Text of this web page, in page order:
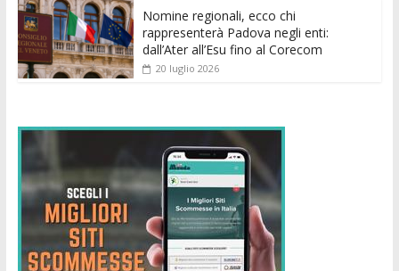
Nomine regionali, ecco chi
rappresenterà Padova negli enti:
dall’Ater all’Esu fino al Corecom
20 luglio 2026